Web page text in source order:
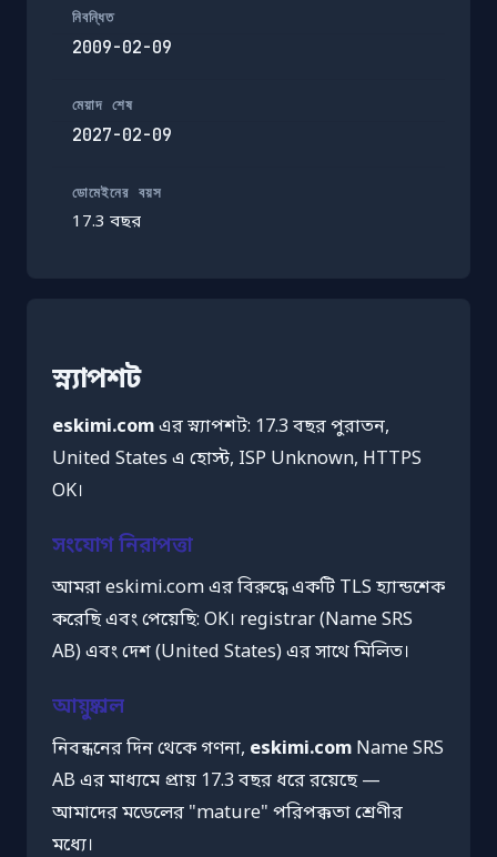
নিবন্ধিত
2009-02-09
মেয়াদ শেষ
2027-02-09
ডোমেইনের বয়স
17.3 বছর
স্ন্যাপশট
eskimi.comএর স্ন্যাপশট: 17.3 বছর পুরাতন,
United States এ হোস্ট, ISP Unknown, HTTPS
OK।
সংযোগ নিরাপত্তা
আমরা eskimi.com এর বিরুদ্ধে একটি TLS হ্যান্ডশেক
করেছি এবং পেয়েছি: OK। registrar (Name SRS
AB) এবং দেশ (United States) এর সাথে মিলিত।
আয়ুষ্কাল
নিবন্ধনের দিন থেকে গণনা, eskimi.com Name SRS
AB এর মাধ্যমে প্রায় 17.3 বছর ধরে রয়েছে —
আমাদের মডেলের "mature" পরিপক্কতা শ্রেণীর
মধ্যে।